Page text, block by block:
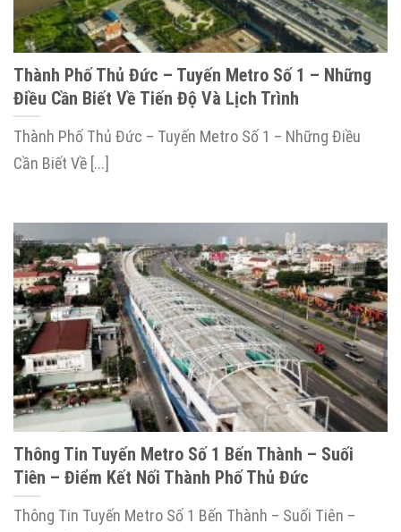
Thành Phố Thủ Đức – Tuyến Metro Số 1 – Những
Điều Cần Biết Về Tiến Độ Và Lịch Trình
Thành Phố Thủ Đức – Tuyến Metro Số 1 – Những Điều
Cần Biết Về [...]
Thông Tin Tuyến Metro Số 1 Bến Thành – Suối
Tiên – Điểm Kết Nối Thành Phố Thủ Đức
Thông Tin Tuyến Metro Số 1 Bến Thành – Suối Tiên –